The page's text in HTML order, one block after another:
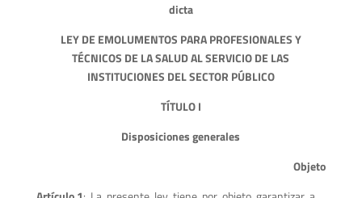
dicta
LEY DE EMOLUMENTOS PARA PROFESIONALES Y
TÉCNICOS DE LA SALUD AL SERVICIO DE LAS
INSTITUCIONES DEL SECTOR PÚBLICO
TÍTULO I
Disposiciones generales
Objeto